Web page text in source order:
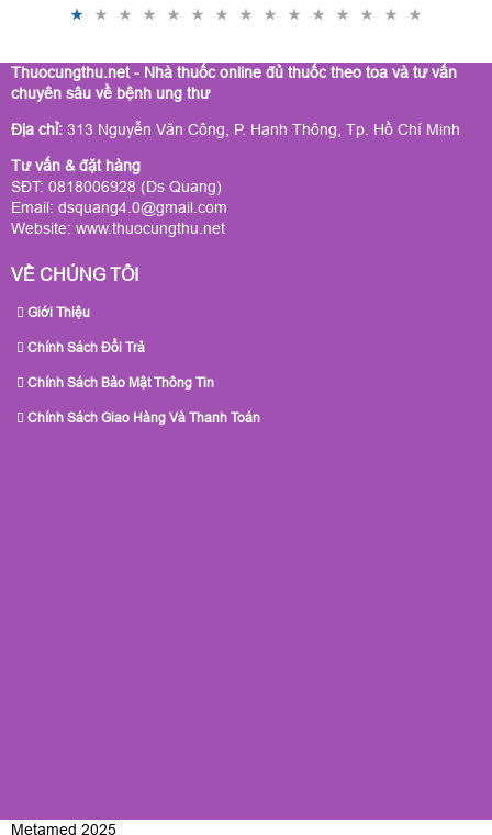
Thuocungthu.net - Nhà thuốc online đủ thuốc theo toa và tư vấn
chuyên sâu về bệnh ung thư
Địa chỉ: 313 Nguyễn Văn Công, P. Hạnh Thông, Tp. Hồ Chí Minh
Tư vấn & đặt hàng
SĐT: 0818006928 (Ds Quang)
Email: dsquang4.0@gmail.com
Website: www.thuocungthu.net
VỀ CHÚNG TÔI
Giới Thiệu
Chính Sách Đổi Trả
Chính Sách Bảo Mật Thông Tin
Chính Sách Giao Hàng Và Thanh Toán
Metamed 2025